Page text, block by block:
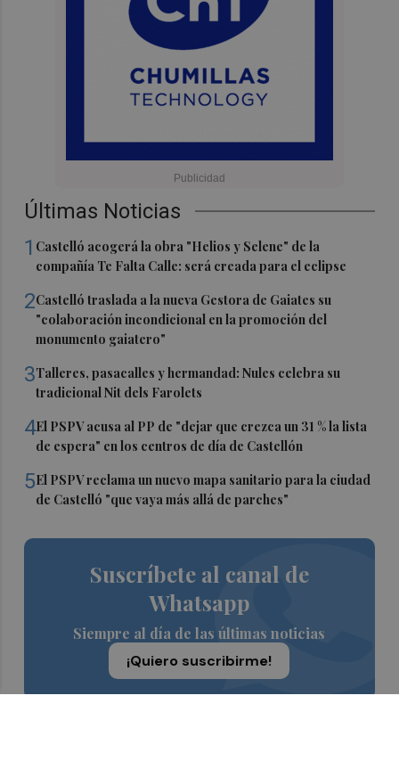
Últimas Noticias
1 Castelló acogerá la obra "Helios y Selene" de la
compañía Te Falta Calle: será creada para el eclipse
2Castelló traslada a la nueva Gestora de Gaiates su
"colaboración incondicional en la promoción del
monumento gaiatero"
3Talleres, pasacalles y hermandad: Nules celebra su
tradicional Nit dels Farolets
4El PSPV acusa al PP de "dejar que crezca un 31 % la lista
de espera" en los centros de día de Castellón
5El PSPV reclama un nuevo mapa sanitario para la ciudad
de Castelló "que vaya más allá de parches"
Suscríbete al canal de
Whatsapp
Siempre al día de las últimas noticias
¡Quiero suscribirme!